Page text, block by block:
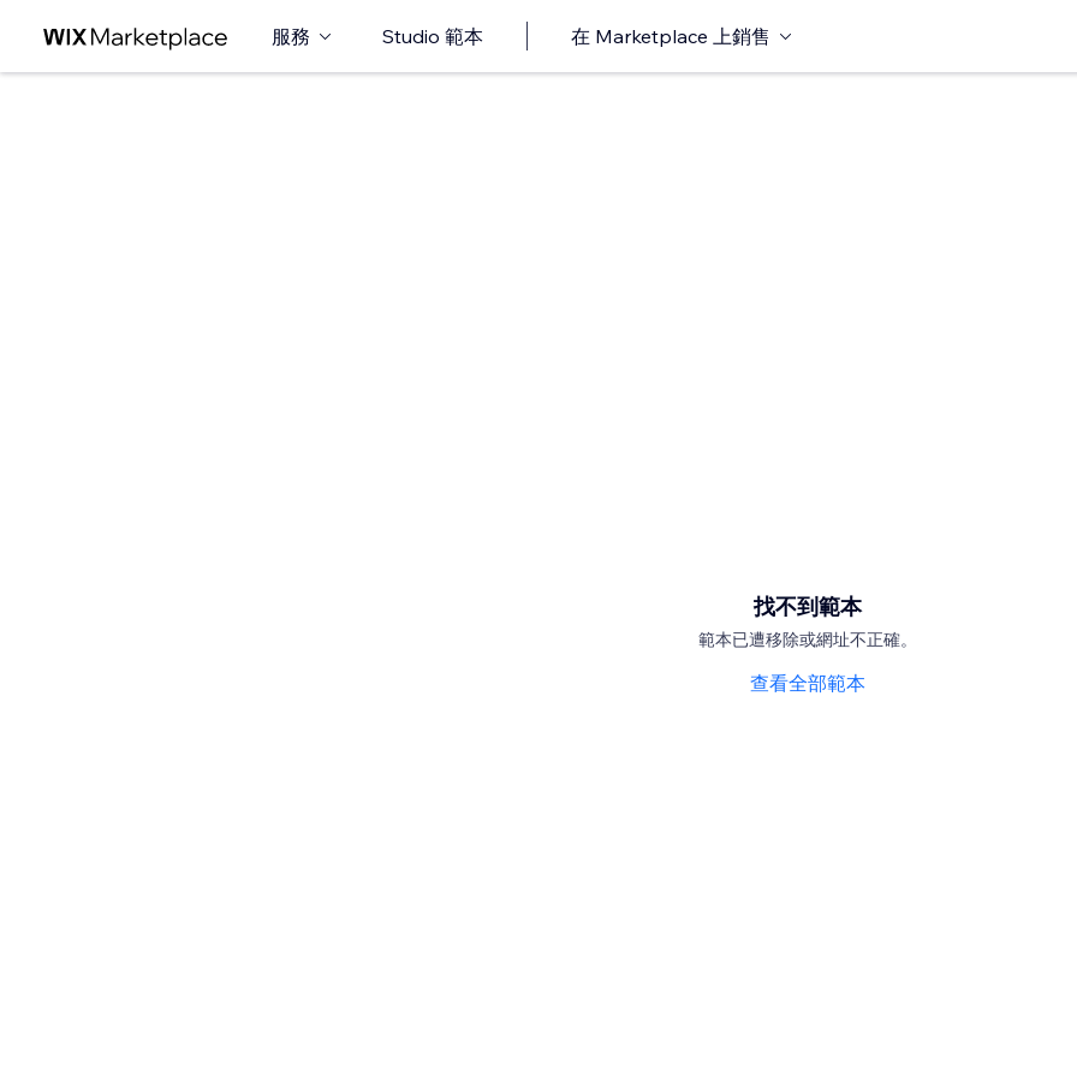
服務 Studio 範本 在 Marketplace 上銷售
找不到範本
範本已遭移除或網址不正確。
查看全部範本